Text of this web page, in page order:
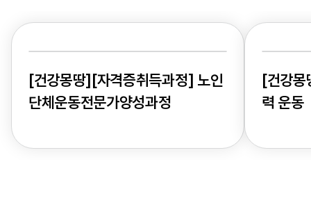
[건강몽땅][자격증취득과정] 노인
단체운동전문가양성과정
[건강몽
력 운동